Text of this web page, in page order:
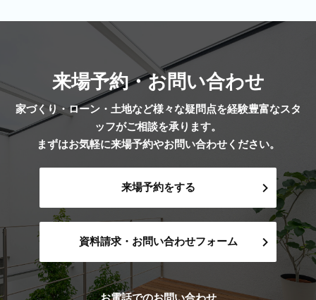
来場予約・お問い合わせ
家づくり・ローン・土地など様々な疑問点を経験豊富なスタ
ッフがご相談を承ります。
まずはお気軽に来場予約やお問い合わせください。
来場予約をする
資料請求・お問い合わせフォーム